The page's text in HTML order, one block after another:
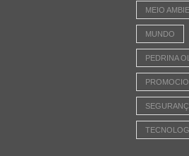
MEIO
MUNDO
PEDRINA